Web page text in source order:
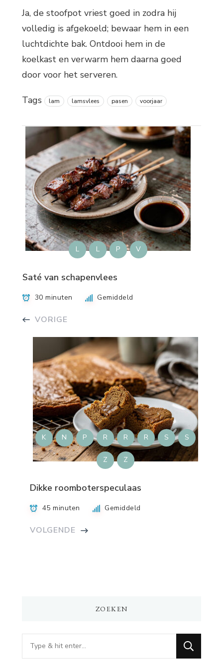
Ja, de stoofpot vriest goed in zodra hij
volledig is afgekoeld; bewaar hem in een
luchtdichte bak. Ontdooi hem in de
koelkast en verwarm hem daarna goed
door voor het serveren.
Tags lam lamsvlees pasen voorjaar
L L P V
Saté van schapenvlees
30 minuten Gemiddeld
VORIGE
K N P R R R S S
Z Z
Dikke roomboterspeculaas
45 minuten Gemiddeld
VOLGENDE
ZOEKEN
Op
zoek